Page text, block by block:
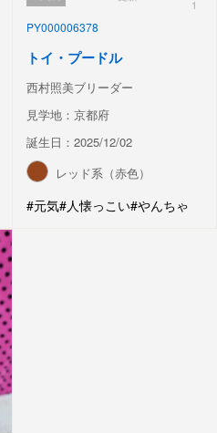
1
PY000006378
トイ・プードル
西村照美ブリーダー
見学地：京都府
誕生日：2025/12/02
レッド系（赤色）
#元気#人懐っこい#やんちゃ